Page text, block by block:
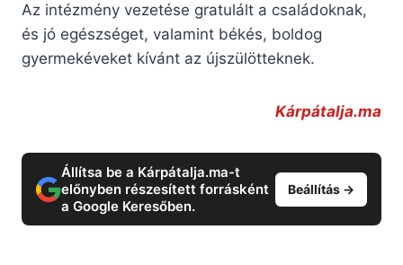
Az intézmény vezetése gratulált a családoknak,
és jó egészséget, valamint békés, boldog
gyermekéveket kívánt az újszülötteknek.
Kárpátalja.ma
Állítsa be a Kárpátalja.ma-t
előnyben részesített forrásként
a Google Keresőben.
Beállítás →